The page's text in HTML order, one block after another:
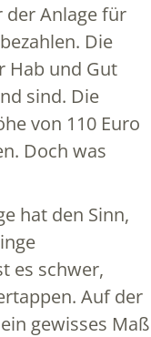
der Anlage für
Die
Hab und Gut
sind. Die
von 110 Euro
Doch was
hat den Sinn,
es schwer,
Auf der
gewisses Maß